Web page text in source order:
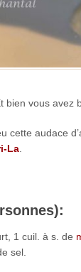
bien vous avez
cette audace
La.
1 cuil. à s. de
sel.